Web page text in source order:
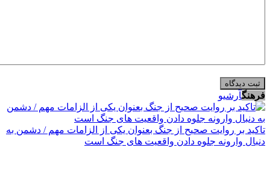
فرهنگآرشیو
تاکید بر روایت صحیح از جنگ بعنوان یکی از الزامات مهم / دشمن به
دنبال وارونه جلوه دادن واقعیت های جنگ است